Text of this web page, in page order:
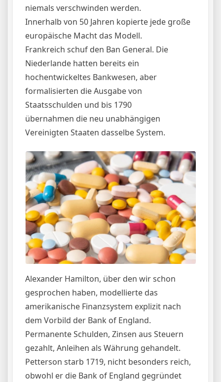
niemals verschwinden werden.
Innerhalb von 50 Jahren kopierte jede große
europäische Macht das Modell.
Frankreich schuf den Ban General. Die
Niederlande hatten bereits ein
hochentwickeltes Bankwesen, aber
formalisierten die Ausgabe von
Staatsschulden und bis 1790
übernahmen die neu unabhängigen
Vereinigten Staaten dasselbe System.
Alexander Hamilton, über den wir schon
gesprochen haben, modellierte das
amerikanische Finanzsystem explizit nach
dem Vorbild der Bank of England.
Permanente Schulden, Zinsen aus Steuern
gezahlt, Anleihen als Währung gehandelt.
Petterson starb 1719, nicht besonders reich,
obwohl er die Bank of England gegründet